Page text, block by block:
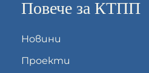
Повече за КТПП
Новини
Проекти